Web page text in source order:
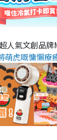
人氣文創品
萌虎嘅慵懶療